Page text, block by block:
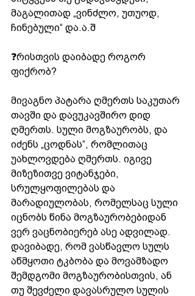
მაგალითად „ვინძლო, უთუოდ,
ჩინებული“ და.ა.შ
❓რისთვის დაიბადე როგორ
ფიქრობ?
მივაგნო პატარა ღმერთს საკუთარ
თავში და დავუკავშირო დიდ
ღმერთს. სული მოგზაურობს, და
იძენს „ცოდნას“, რომლითაც
უახლოვდება ღმერთს. იგივე
მიზეზითვე ვიტანჯები,
სრულყოფილებას და
მარადიულობას, რომელსაც სული
იცნობს წინა მოგზაურობებიდან
ვერ ვაცნობიერებ ასე ადვილად.
დავიბადე, რომ ვასწავლო სულს
აწმყოთი ტკბობა და მოვამზადო
შემდგომი მოგზაურობისთვის, ან
თუ შევძელი დავასრულო სულის